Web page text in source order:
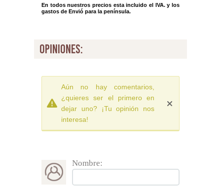
En todos nuestros precios esta incluido el IVA. y los
gastos de Envió para la península.
opiniones:
Aún no hay comentarios,
¿quieres ser el primero en
dejar uno? ¡Tu opinión nos
interesa!
Nombre: